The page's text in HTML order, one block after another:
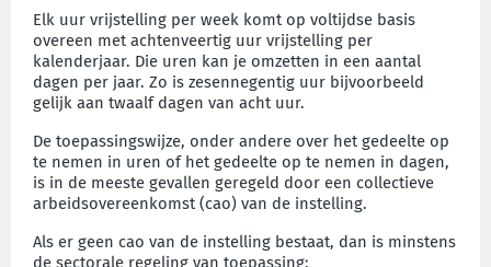
Elk uur vrijstelling per week komt op voltijdse basis
overeen met achtenveertig uur vrijstelling per
kalenderjaar. Die uren kan je omzetten in een aantal
dagen per jaar. Zo is zesennegentig uur bijvoorbeeld
gelijk aan twaalf dagen van acht uur.
De toepassingswijze, onder andere over het gedeelte op
te nemen in uren of het gedeelte op te nemen in dagen,
is in de meeste gevallen geregeld door een collectieve
arbeidsovereenkomst (cao) van de instelling.
Als er geen cao van de instelling bestaat, dan is minstens
de sectorale regeling van toepassing: